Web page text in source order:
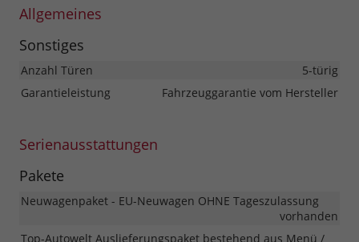
Allgemeines
Sonstiges
Anzahl Türen
5-türig
Garantieleistung
Fahrzeuggarantie vom Hersteller
Serienausstattungen
Pakete
Neuwagenpaket - EU-Neuwagen OHNE Tageszulassung
vorhanden
Top-Autowelt Auslieferungspaket bestehend aus Menü /